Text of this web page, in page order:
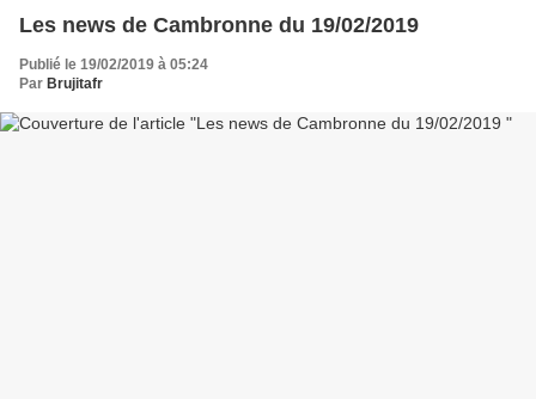
Les news de Cambronne du 19/02/2019
Publié le 19/02/2019 à 05:24
Par Brujitafr